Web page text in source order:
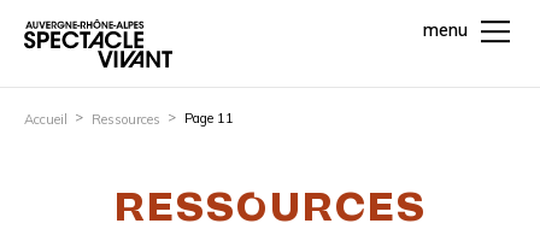
menu
Accueil Ressources Page 11
RESSOURCES